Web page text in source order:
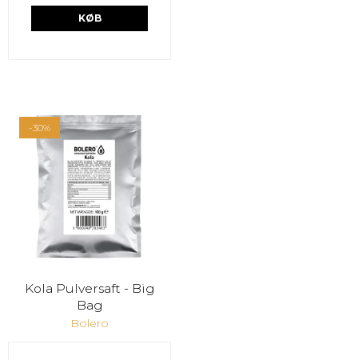
KØB
-30%
Kola Pulversaft - Big
Bag
Bolero